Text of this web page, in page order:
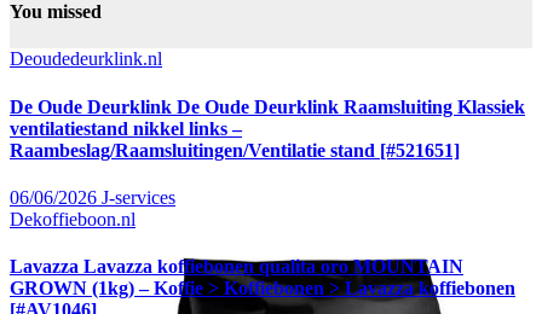
You missed
Deoudedeurklink.nl
De Oude Deurklink De Oude Deurklink Raamsluiting Klassiek
ventilatiestand nikkel links –
Raambeslag/Raamsluitingen/Ventilatie stand [#521651]
06/06/2026 J-services
Dekoffieboon.nl
Lavazza Lavazza koffiebonen qualita oro MOUNTAIN
GROWN (1kg) – Koffie > Koffiebonen > Lavazza koffiebonen